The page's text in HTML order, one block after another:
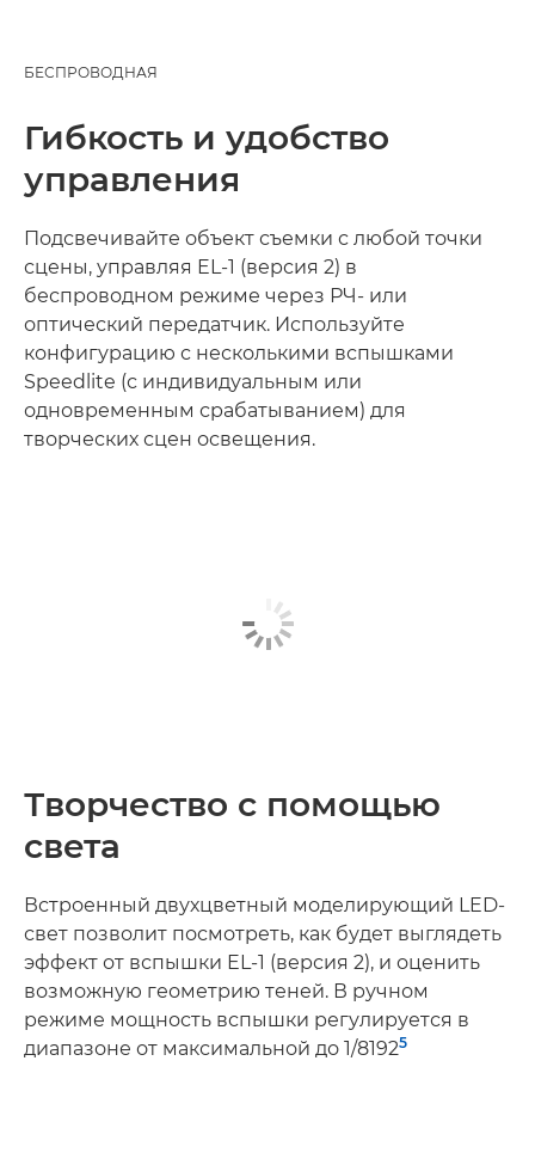
БЕСПРОВОДНАЯ
Гибкость и удобство
управления
Подсвечивайте объект съемки с любой точки
сцены, управляя EL-1 (версия 2) в
беспроводном режиме через РЧ- или
оптический передатчик. Используйте
конфигурацию с несколькими вспышками
Speedlite (с индивидуальным или
одновременным срабатыванием) для
творческих сцен освещения.
Творчество с помощью
света
Встроенный двухцветный моделирующий LED-
свет позволит посмотреть, как будет выглядеть
эффект от вспышки EL-1 (версия 2), и оценить
возможную геометрию теней. В ручном
режиме мощность вспышки регулируется в
диапазоне от максимальной до 1/81925